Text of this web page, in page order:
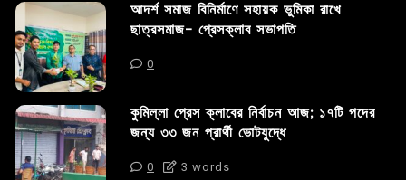
আদর্শ সমাজ বিনির্মাণে সহায়ক ভুমিকা রাখে
ছাত্রসমাজ- প্রেসক্লাব সভাপতি
0
কুমিল্লা প্রেস ক্লাবের নির্বাচন আজ; ১৭টি পদের
জন্য ৩৩ জন প্রার্থী ভোটযুদ্ধে
0 3 words